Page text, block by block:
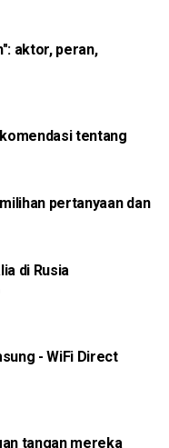
aktor, peran,
tentang
pertanyaan dan
di Rusia
- WiFi Direct
tangan mereka